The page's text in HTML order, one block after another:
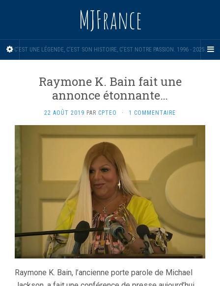
MJFrance
C'EST UNE LÉGENDE, C'EST SON HISTOIRE, C'EST NOTRE PASSION. 1996 - 2025.
Raymone K. Bain fait une
annonce étonnante…
22 AOÛT 2019 PAR CPTEO · 1 COMMENTAIRE
Raymone K. Bain, l’ancienne porte parole de Michael